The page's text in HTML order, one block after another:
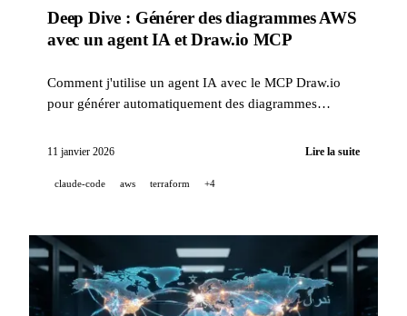
Deep Dive : Générer des diagrammes AWS
avec un agent IA et Draw.io MCP
Comment j'utilise un agent IA avec le MCP Draw.io
pour générer automatiquement des diagrammes
Draw.io.
11 janvier 2026 Lire la suite
claude-code aws terraform +4